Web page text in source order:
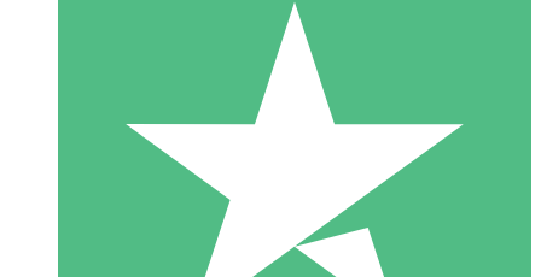
Pacotes de Créditos Individuais
Pague conforme o uso com créditos de download. Sem
1000